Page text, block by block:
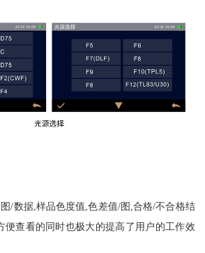
/数据,样品色度值,色差值/图,合格/不合格结
便查看的同时也极大的提高了用户的工作效